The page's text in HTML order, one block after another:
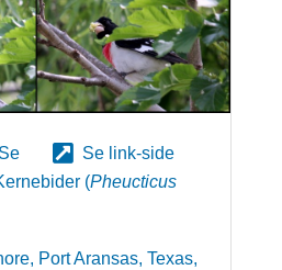
Se link-side
(Pheucticus
Port Aransas, Texas,